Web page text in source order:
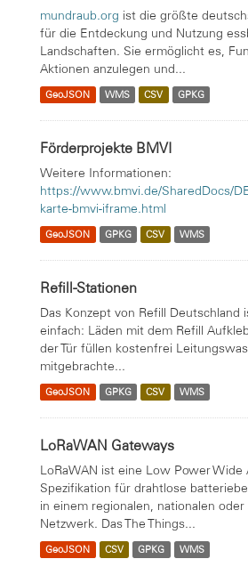
mundraub.org ist die größte
für die Entdeckung und Nutzung
Landschaften. Sie ermöglicht es,
Aktionen anzulegen und...
GeoJSON WMS CSV GPKG
Förderprojekte BMVI
Weitere Informationen:
https://www.bmvi.de/SharedDocs/
karte-bmvi-iframe.html
GeoJSON GPKG CSV WMS
Refill-Stationen
Das Konzept von Refill Deutschland
einfach: Läden mit dem Refill
der Tür füllen kostenfrei
mitgebrachte...
GeoJSON GPKG CSV WMS
LoRaWAN Gateways
LoRaWAN ist eine Low Power
Spezifikation für drahtlose
in einem regionalen, nationalen oder
Netzwerk. Das The Things...
GeoJSON CSV GPKG WMS